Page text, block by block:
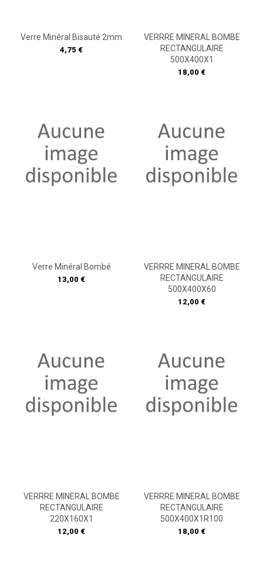
Verre Minéral Bisauté 2mm
Prix
4,75 €
VERRRE MINERAL BOMBE
RECTANGULAIRE
500X400X1
Prix
18,00 €
Verre Minéral Bombé
Prix
13,00 €
VERRRE MINERAL BOMBE
RECTANGULAIRE
500X400X60
Prix
12,00 €
VERRRE MINERAL BOMBE
RECTANGULAIRE
220X160X1
Prix
12,00 €
VERRRE MINERAL BOMBE
RECTANGULAIRE
500X400X1R100
Prix
18,00 €